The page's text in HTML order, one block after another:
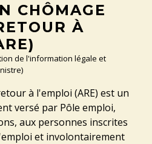
CHÔMAGE
À
de l'information légale et
à l'emploi (ARE) est un
versé par Pôle emploi,
aux personnes inscrites
et involontairement